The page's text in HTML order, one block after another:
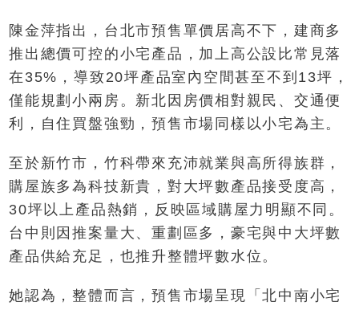
陳金萍指出，台北市預售單價居高不下，建商多
推出總價可控的小宅產品，加上高公設比常見落
在35%，導致20坪產品室內空間甚至不到13坪，
僅能規劃小兩房。新北因房價相對親民、交通便
利，自住買盤強勁，預售市場同樣以小宅為主。
至於新竹市，竹科帶來充沛就業與高所得族群，
購屋族多為科技新貴，對大坪數產品接受度高，
30坪以上產品熱銷，反映區域購屋力明顯不同。
台中則因推案量大、重劃區多，豪宅與中大坪數
產品供給充足，也推升整體坪數水位。
她認為，整體而言，預售市場呈現「北中南小宅